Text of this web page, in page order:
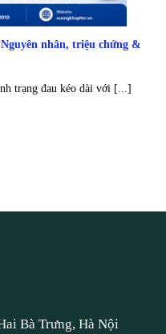
nhân, triệu chứng &
trạng đau kéo dài với [...]
Bà Trưng, Hà Nội